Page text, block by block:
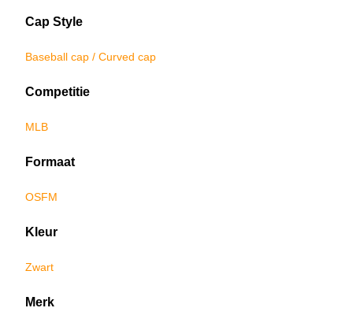
Cap Style
Baseball cap / Curved cap
Competitie
MLB
Formaat
OSFM
Kleur
Zwart
Merk